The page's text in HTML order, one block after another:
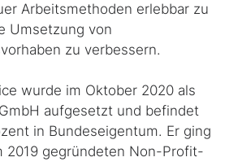
Arbeitsmethoden erlebbar zu
Umsetzung von
zu verbessern.
wurde im Oktober 2020 als
aufgesetzt und befindet
in Bundeseigentum. Er ging
2019 gegründeten Non-Profit-